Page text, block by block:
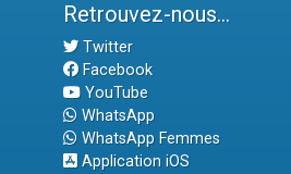
Retrouvez-nous...
Twitter
Facebook
YouTube
WhatsApp
WhatsApp Femmes
Application iOS